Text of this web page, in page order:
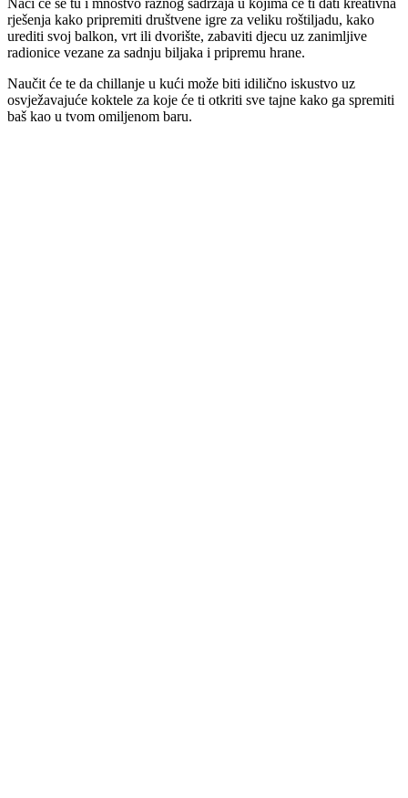
rješenja kako pripremiti društvene igre za veliku roštiljadu, kako
urediti svoj balkon, vrt ili dvorište, zabaviti djecu uz zanimljive
radionice vezane za sadnju biljaka i pripremu hrane.
Naučit će te da chillanje u kući može biti idilično iskustvo uz
osvježavajuće koktele za koje će ti otkriti sve tajne kako ga spremiti
baš kao u tvom omiljenom baru.